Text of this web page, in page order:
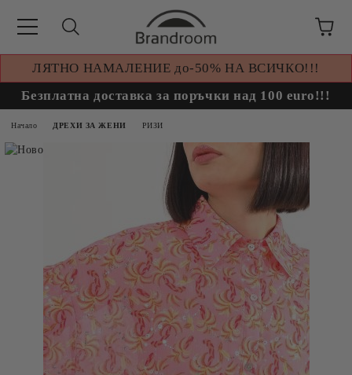
ЛЯТНО НАМАЛЕНИЕ до-50% НА ВСИЧКО!!!
Безплатна доставка за поръчки над 100 euro!!!
Начало ДРЕХИ ЗА ЖЕНИ РИЗИ